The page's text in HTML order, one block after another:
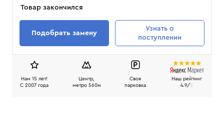
Товар закончился
Подобрать замену
Узнать о
поступлении
Нам 15 лет!
C 2007 года
Центр,
метро 560м
Своя
парковка
Наш рейтинг
4.9/5